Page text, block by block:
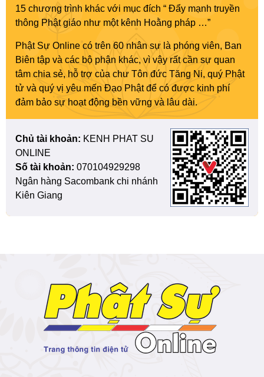
15 chương trình khác với mục đích “ Đẩy mạnh truyền
thông Phật giáo như một kênh Hoằng pháp …”
Phật Sự Online có trên 60 nhân sự là phóng viên, Ban
Biên tập và các bộ phận khác, vì vậy rất cần sự quan
tâm chia sẻ, hỗ trợ của chư Tôn đức Tăng Ni, quý Phật
tử và quý vị yêu mến Đạo Phật để có được kinh phí
đảm bảo sự hoạt động bền vững và lâu dài.
Chủ tài khoản: KENH PHAT SU
ONLINE
Số tài khoản: 070104929298
Ngân hàng Sacombank chi nhánh
Kiên Giang